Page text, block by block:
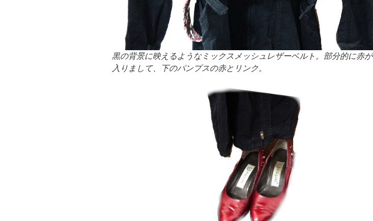
黒の背景に映えるようなミックスメッシュレザーベルト。部分的に赤が
入りまして、下のパンプスの赤とリンク。